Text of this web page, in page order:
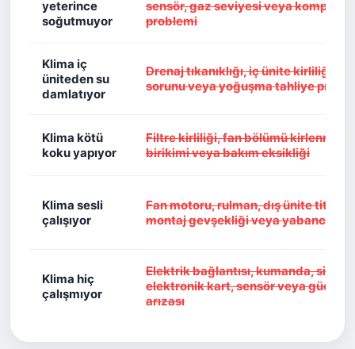
yeterince
soğutmuyor
sensör, gaz seviyesi veya
problemi
Klima iç
üniteden su
damlatıyor
Drenaj tıkanıklığı, iç ünite kirliliği,
sorunu veya yoğuşma tahliye
Klima kötü
koku yapıyor
Filtre kirliliği, fan bölümü
birikimi veya bakım eksikliği
Klima sesli
çalışıyor
Fan motoru, rulman, dış ünite
montaj gevşekliği veya yabancı
Klima hiç
çalışmıyor
Elektrik bağlantısı, kumanda,
elektronik kart, sensör veya güç
arızası